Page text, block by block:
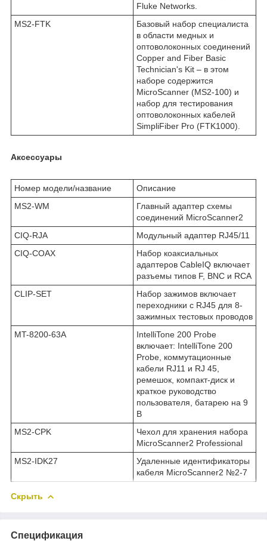
Fluke Networks.
MS2-FTK
Базовый набор специалиста
в области медных и
оптоволоконных соединений
Copper and Fiber Basic
Technician's Kit – в этом
наборе содержится
MicroScanner (MS2-100) и
набор для тестирования
оптоволоконных кабелей
SimpliFiber Pro (FTK1000).
Аксессуары
Номер модели/название
Описание
MS2-WM
Главный адаптер схемы
соединений MicroScanner2
CIQ-RJA
Модульный адаптер RJ45/11
CIQ-COAX
Набор коаксиальных
адаптеров CableIQ включает
разъемы типов F, BNC и RCA
CLIP-SET
Набор зажимов включает
переходники с RJ45 для 8-
зажимных тестовых проводов
MT-8200-63A
IntelliTone 200 Probe
включает: IntelliTone 200
Probe, коммутационные
кабели RJ11 и RJ 45,
ремешок, компакт-диск и
краткое руководство
пользователя, батарею на 9
В
MS2-CPK
Чехол для хранения набора
MicroScanner2 Professional
MS2-IDK27
Удаленные идентификаторы
кабеля MicroScanner2 №2-7
Скрыть
Спецификация